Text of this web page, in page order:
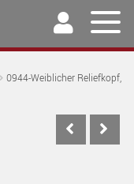
0944-Weiblicher Reliefkopf,